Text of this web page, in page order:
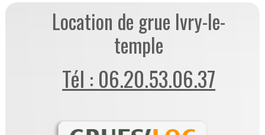
Location de grue Ivry-le-
temple
Tél : 06.20.53.06.37